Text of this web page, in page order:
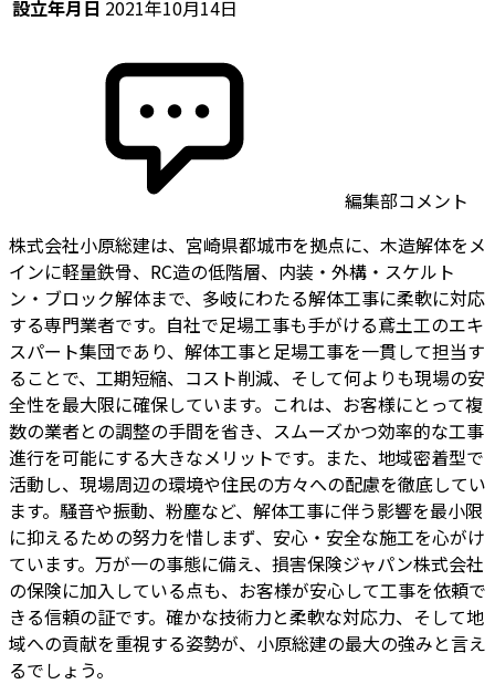
設立年月日 2021年10月14日
編集部コメント
株式会社小原総建は、宮崎県都城市を拠点に、木造解体をメ
インに軽量鉄骨、RC造の低階層、内装・外構・スケルト
ン・ブロック解体まで、多岐にわたる解体工事に柔軟に対応
する専門業者です。自社で足場工事も手がける鳶土工のエキ
スパート集団であり、解体工事と足場工事を一貫して担当す
ることで、工期短縮、コスト削減、そして何よりも現場の安
全性を最大限に確保しています。これは、お客様にとって複
数の業者との調整の手間を省き、スムーズかつ効率的な工事
進行を可能にする大きなメリットです。また、地域密着型で
活動し、現場周辺の環境や住民の方々への配慮を徹底してい
ます。騒音や振動、粉塵など、解体工事に伴う影響を最小限
に抑えるための努力を惜しまず、安心・安全な施工を心がけ
ています。万が一の事態に備え、損害保険ジャパン株式会社
の保険に加入している点も、お客様が安心して工事を依頼で
きる信頼の証です。確かな技術力と柔軟な対応力、そして地
域への貢献を重視する姿勢が、小原総建の最大の強みと言え
るでしょう。